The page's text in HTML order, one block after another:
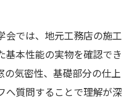
会では、地元工務店の施工
本性能の実物を確認でき
の気密性、基礎部分の仕上
へ質問することで理解が深